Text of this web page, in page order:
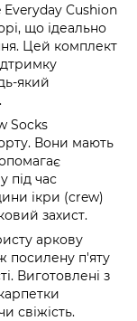
Cushion
що ідеально
Цей комплект
який
Socks
Вони мають
під час
ікри (crew)
захист.
аркову
посилену п'яту
Виготовлені з
свіжість.